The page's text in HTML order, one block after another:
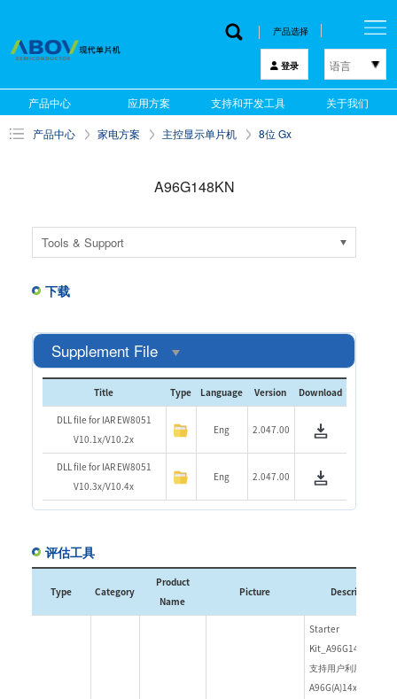
产品选择
登录 语言
한국어
English
产品中心 应用方案 支持和开发工具 关于我们
产品中心 家电方案 主控显示单片机 8位 Gx
A96G148KN
Tools & Support
下载
Supplement File
Title Type Language Version Download
DLL file for IAR EW8051
V10.1x/V10.2x
Eng 2.047.00
DLL file for IAR EW8051
V10.3x/V10.4x
Eng 2.047.00
评估工具
Type Category
Product
Name
Picture Description
Starter
Kit_A96G140SQN
支持用户利用